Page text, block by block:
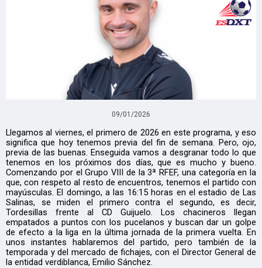
09/01/2026
Llegamos al viernes, el primero de 2026 en este programa, y eso
significa que hoy tenemos previa del fin de semana. Pero, ojo,
previa de las buenas. Enseguida vamos a desgranar todo lo que
tenemos en los próximos dos días, que es mucho y bueno.
Comenzando por el Grupo VIII de la 3ª RFEF, una categoría en la
que, con respeto al resto de encuentros, tenemos el partido con
mayúsculas. El domingo, a las 16:15 horas en el estadio de Las
Salinas, se miden el primero contra el segundo, es decir,
Tordesillas frente al CD Guijuelo. Los chacineros llegan
empatados a puntos con los pucelanos y buscan dar un golpe
de efecto a la liga en la última jornada de la primera vuelta. En
unos instantes hablaremos del partido, pero también de la
temporada y del mercado de fichajes, con el Director General de
la entidad verdiblanca, Emilio Sánchez.